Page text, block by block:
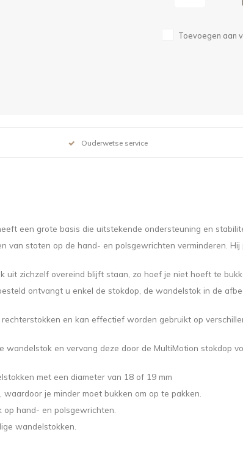
Toevoegen aan
Ouderwetse service
een grote basis die uitstekende ondersteuning en
van stoten op de hand- en polsgewrichten verminderen.
uit zichzelf overeind blijft staan, zo hoef je niet hoeft te
ontvangt u enkel de stokdop, de wandelstok in de
en kan effectief worden gebruikt op
wandelstok en vervang deze door de MultiMotion stokdop
met een diameter van 18 of 19 mm
je minder moet bukken om op te pakken.
hand- en polsgewrichten.
wandelstokken.